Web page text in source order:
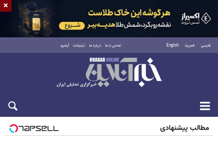
فارسی العربية English تماس با ما درباره ما تبلیغات آرشیو
شنبه ۱۷ مرداد ۱۴۰۵
مطالب پیشنهادی
×